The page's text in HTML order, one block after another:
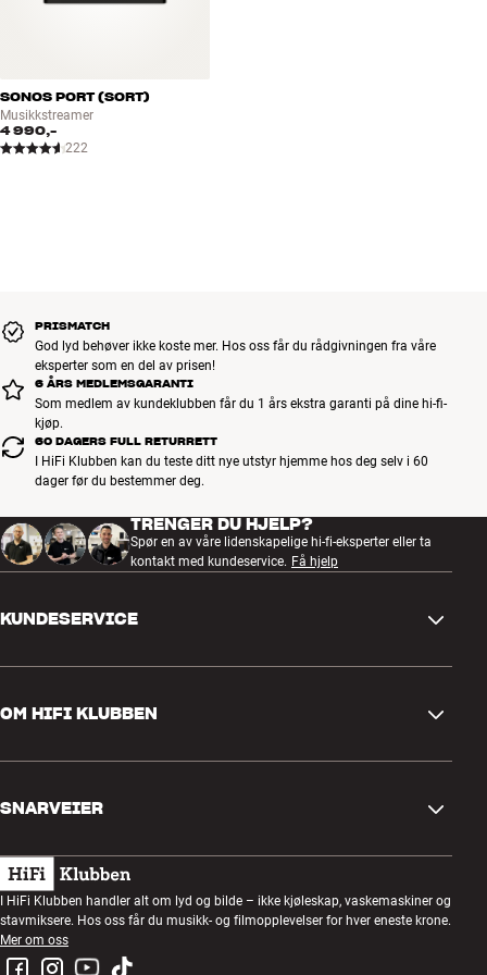
SONOS PORT (SORT)
Musikkstreamer
4 990,-
222
PRISMATCH
God lyd behøver ikke koste mer. Hos oss får du rådgivningen fra våre
eksperter som en del av prisen!
6 ÅRS MEDLEMSGARANTI
Som medlem av kundeklubben får du 1 års ekstra garanti på dine hi-fi-
kjøp.
60 DAGERS FULL RETURRETT
I HiFi Klubben kan du teste ditt nye utstyr hjemme hos deg selv i 60
dager før du bestemmer deg.
TRENGER DU HJELP?
Spør en av våre lidenskapelige hi-fi-eksperter eller ta
kontakt med kundeservice. Få hjelp
KUNDESERVICE
Retur og reklamasjon
Angre på bestilling
Handelsbetingelser
Personvernpolicy
OM HIFI KLUBBEN
Kundeklubb
Lyttekveld
Konkurranser
SNARVEIER
Gavekort
Bygg med lyd
Montering og installasjon
I HiFi Klubben handler alt om lyd og bilde – ikke kjøleskap, vaskemaskiner og
stavmiksere. Hos oss får du musikk- og filmopplevelser for hver eneste krone.
Mer om oss